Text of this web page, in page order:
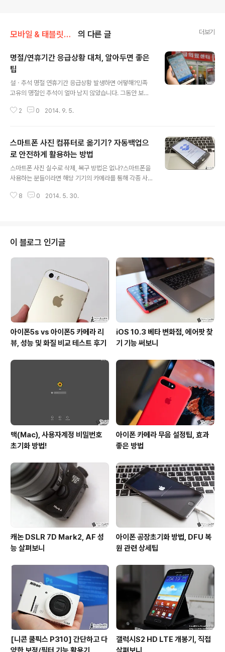
모바일 & 태블릿PC 앱 의 다른 글 더보기
명절/연휴기간 응급상황 대처, 알아두면 좋은
팁
설ㆍ추석 명절 연휴기간 응급상황 발생하면 어떻해?민족
고유의 명절인 추석이 얼마 남지 않았습니다. 그동안 보기
시간을 보내기에도 부족한 명절 연휴기간이면 평소보다 너
끔 그 정도가 심한 경우가 있습니다. 그럴 때면 현재 위치한
곳에서 가장 가까운 응급실 등을 빨리 찾는 것이 급선무일
텐데요. 이처럼 응급상황에 도움이 되는 스마트폰 앱 서비
스가 있어 소개해 드리려 합니다. 또한, 명절이면 어김없이
하게 전해드리도록 할게요. 명절 기간 응급상황&교통정체
2 0 2014. 9. 5.
스마트폰 사진 컴퓨터로 옮기기? 자동백업으
로 안전하게 활용하는 방법
스마트폰 사진 실수로 삭제, 복구 방법은 없나?스마트폰을
사용하는 분들이라면 해당 기기의 카메라를 통해 각종 사
여행 등을 다니기 좋은 계절에는 그 활용도가 더 높아지곤
계십니다. 가족과의 추억 등을 담아 둔 사진 / 동영상이 하
루아침에 사라졌다? 생각만해도 멘탈붕괴가 오는데요. 그
래서 스마트폰과 같은 디바이스의 카메라 활용 빈도가 높
은 분들이라면 클라우드 서비스를 통한 사진 백업이 필수
라 할 수 있습니다. 매번 사진을 백업하려니 번거롭다는 분
들도 계실지 모르나 관련 서비스를 보..
8 0 2014. 5. 30.
이 블로그 인기글
아이폰5s vs 아이폰5 카메라 리
뷰, 성능 및 화질 비교 테스트 후기
iOS 10.3 베타 변화점, 에어팟 찾
기 기능 써보니
맥(Mac), 사용자계정 비밀번호
초기화 방법!
아이폰 카메라 무음 설정팁, 효과
좋은 방법
캐논 DSLR 7D Mark2, AF 성
능 살펴보니
아이폰 공장초기화 방법, DFU 복
원 관련 상세팁
[니콘 쿨픽스 P310] 간단하고 다
갤럭시S2 HD LTE 개봉기, 직접